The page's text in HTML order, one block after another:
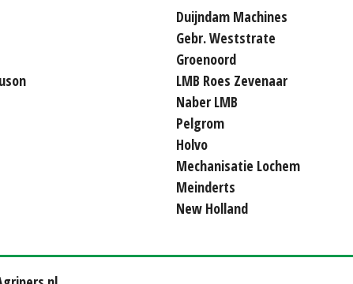
Duijndam Machines
Gebr. Weststrate
Groenoord
LMB Roes Zevenaar
Naber LMB
Pelgrom
Holvo
Mechanisatie Lochem
Meinderts
New Holland